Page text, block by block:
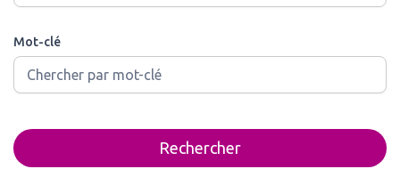
Mot-clé
Rechercher